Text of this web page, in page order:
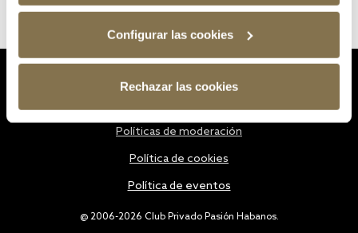
Configurar las cookies
Rechazar las cookies
@ 2006-2026 Club Privado Pasión Habanos.
Políticas de moderación
Política de cookies
Política de eventos